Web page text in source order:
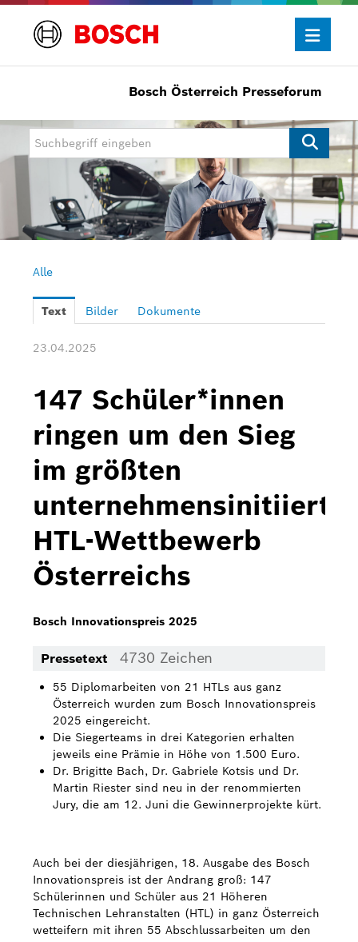
Presseinformationen
Allgemein/Wirtschaft
Bosch Innovationspreis
eBike Systems
Mobility
Power Tools
Buderus
Pressemappen
Hausgeräte
Downloads
Pressemappen
Fotos
Bosch in Österreich
Karriere bei Bosch in Österreich
Bosch Weltweit
Kontakt
Bosch Österreich Presseforum
Alle
Text Bilder Dokumente
23.04.2025
147 Schüler*innen
ringen um den Sieg
im größten
HTL-Wettbewerb
Österreichs
Bosch Innovationspreis 2025
Pressetext 4730 Zeichen
55 Diplomarbeiten von 21 HTLs aus ganz
Österreich wurden zum Bosch Innovationspreis
2025 eingereicht.
Die Siegerteams in drei Kategorien erhalten
jeweils eine Prämie in Höhe von 1.500 Euro.
Dr. Brigitte Bach, Dr. Gabriele Kotsis und Dr.
Martin Riester sind neu in der renommierten
Jury, die am 12. Juni die Gewinnerprojekte kürt.
Auch bei der diesjährigen, 18. Ausgabe des Bosch
Innovationspreis ist der Andrang groß: 147
Schülerinnen und Schüler aus 21 Höheren
Technischen Lehranstalten (HTL) in ganz Österreich
wetteifern mit ihren 55 Abschlussarbeiten um den